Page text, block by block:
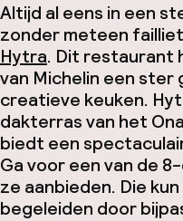
Altijd al eens in een
zonder meteen
Hytra. Dit restaurant
van Michelin een ster
creatieve keuken.
dakterras van het
biedt een
Ga voor een van de
ze aanbieden. Die
begeleiden door